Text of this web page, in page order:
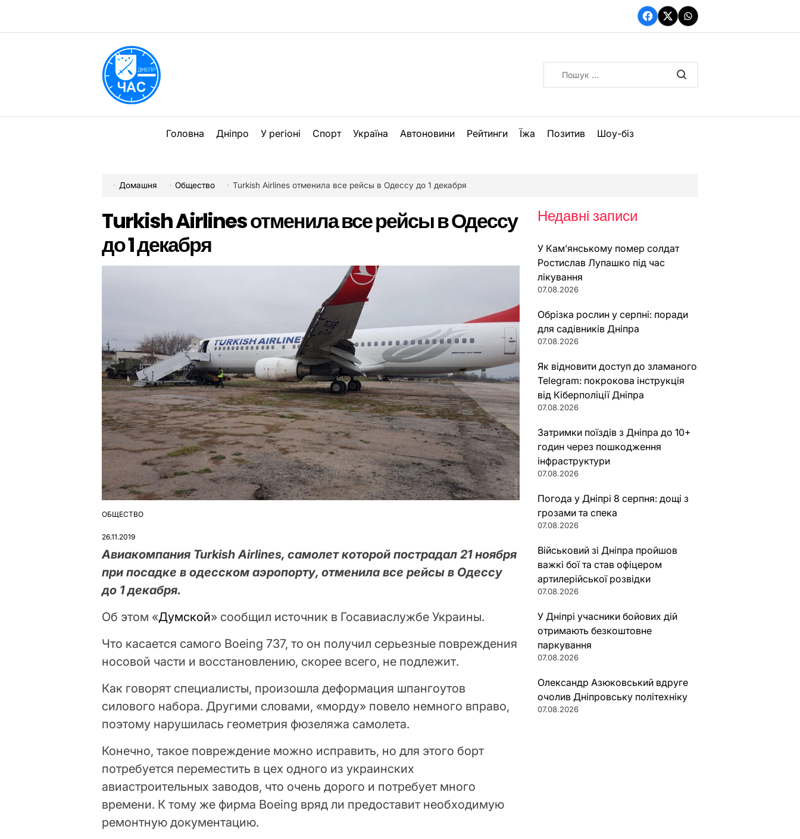
вмісту
Facebook
TwitterWhatsApp
Головна Дніпро У регіоні Спорт Україна Автоновини Рейтинги Їжа Позитив Шоу-біз
Домашня Общество Turkish Airlines отменила все рейсы в Одессу до 1 декабря
Turkish Airlines отменила все рейсы в Одессу
до 1 декабря
ОПУБЛІКУВАТИ
ОБЩЕСТВО
26.11.2019
Авиакомпания Turkish Airlines, самолет которой пострадал 21 ноября
при посадке в одесском аэропорту, отменила все рейсы в Одессу
до 1 декабря.
Об этом «Думской» сообщил источник в Госавиаслужбе Украины.
Что касается самого Boeing 737, то он получил серьезные повреждения
носовой части и восстановлению, скорее всего, не подлежит.
Как говорят специалисты, произошла деформация шпангоутов
силового набора. Другими словами, «морду» повело немного вправо,
поэтому нарушилась геометрия фюзеляжа самолета.
Конечно, такое повреждение можно исправить, но для этого борт
потребуется переместить в цех одного из украинских
авиастроительных заводов, что очень дорого и потребует много
времени. К тому же фирма Boeing вряд ли предоставит необходимую
ремонтную документацию.
Недавні записи
У Кам’янському помер солдат
Ростислав Лупашко під час
лікування
07.08.2026
Обрізка рослин у серпні: поради
для садівників Дніпра
07.08.2026
Як відновити доступ до зламаного
Telegram: покрокова інструкція
від Кіберполіції Дніпра
07.08.2026
Затримки поїздів з Дніпра до 10+
годин через пошкодження
інфраструктури
07.08.2026
Погода у Дніпрі 8 серпня: дощі з
грозами та спека
07.08.2026
Військовий зі Дніпра пройшов
важкі бої та став офіцером
артилерійської розвідки
07.08.2026
У Дніпрі учасники бойових дій
отримають безкоштовне
паркування
07.08.2026
Олександр Азюковський вдруге
очолив Дніпровську політехніку
07.08.2026